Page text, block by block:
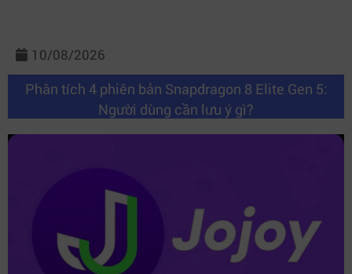
10/08/2026
Phân tích 4 phiên bản Snapdragon 8 Elite Gen 5:
Người dùng cần lưu ý gì?